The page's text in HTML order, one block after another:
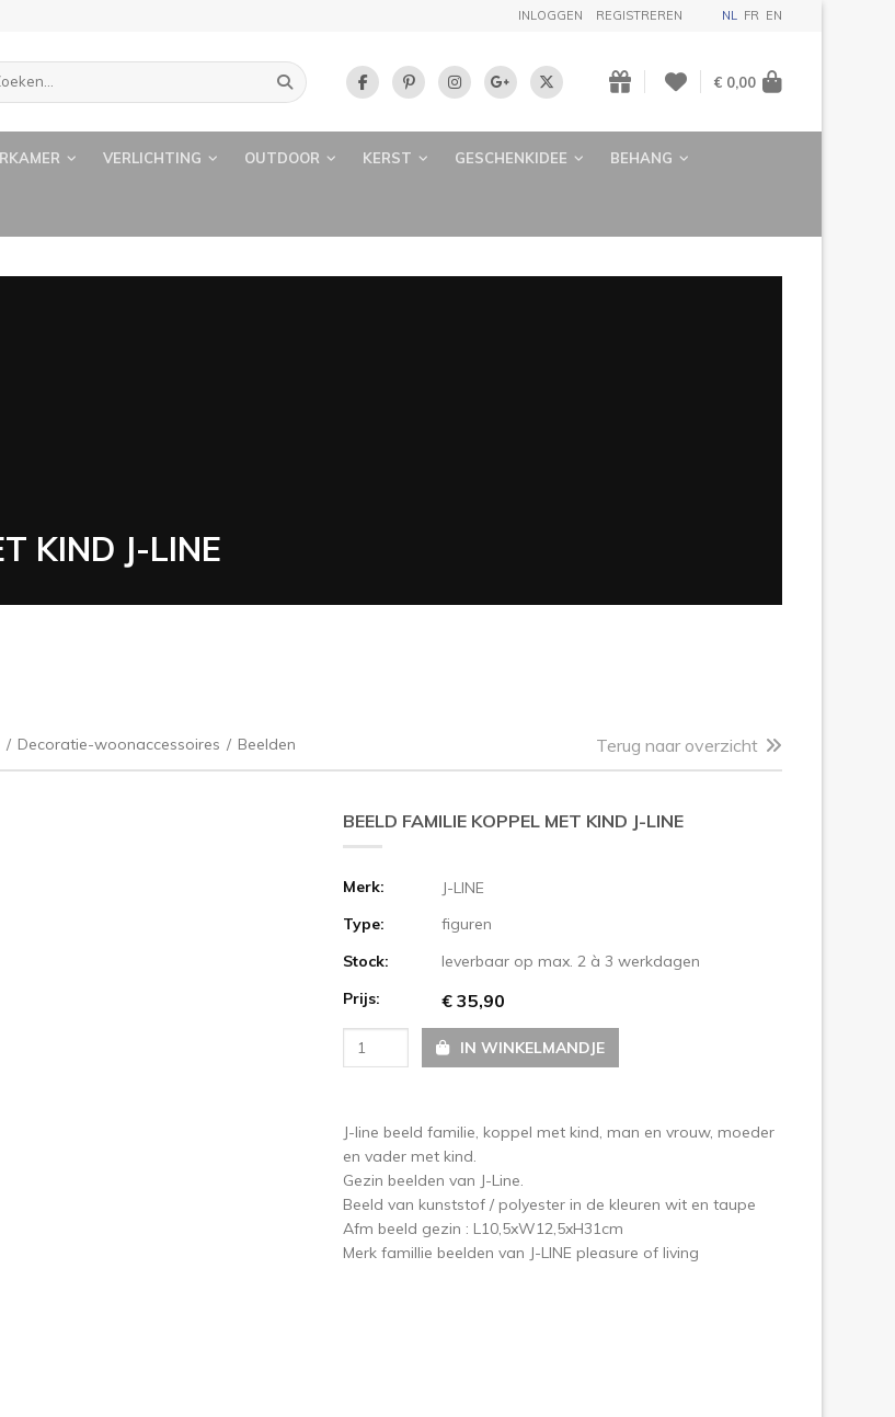
INLOGGEN REGISTREREN NL FR EN
€ 0,00
VERLICHTING OUTDOOR KERST GESCHENKIDEE BEHANG
KIND J-LINE
/ Decoratie-woonaccessoires / Beelden Terug naar overzicht
Volgende
BEELD FAMILIE KOPPEL MET KIND J-LINE
Merk:
J-LINE
Type:
figuren
Stock:
leverbaar op max. 2 à 3 werkdagen
Prijs:
€ 35,90
IN WINKELMANDJE
J-line beeld familie, koppel met kind, man en vrouw, moeder
en vader met kind.
Gezin beelden van J-Line.
Beeld van kunststof / polyester in de kleuren wit en taupe
Afm beeld gezin : L10,5xW12,5xH31cm
Merk famillie beelden van J-LINE pleasure of living